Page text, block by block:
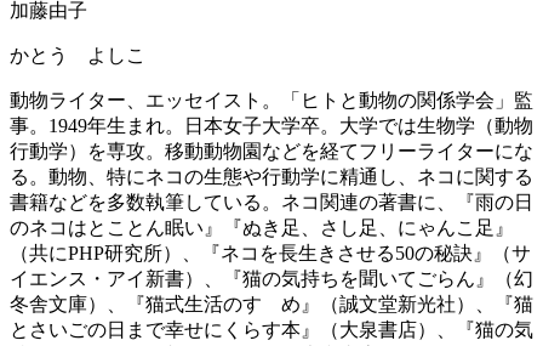
加藤由子
かとう よしこ
動物ライター、エッセイスト。「ヒトと動物の関係学会」監
事。1949年生まれ。日本女子大学卒。大学では生物学（動物
行動学）を専攻。移動動物園などを経てフリーライターにな
る。動物、特にネコの生態や行動学に精通し、ネコに関する
書籍などを多数執筆している。ネコ関連の著書に、『雨の日
のネコはとことん眠い』『ぬき足、さし足、にゃんこ足』
（共にPHP研究所）、『ネコを長生きさせる50の秘訣』（サ
イエンス・アイ新書）、『猫の気持ちを聞いてごらん』（幻
冬舎文庫）、『猫式生活のすゝめ』（誠文堂新光社）、『猫
とさいごの日まで幸せにくらす本』（大泉書店）、『猫の気